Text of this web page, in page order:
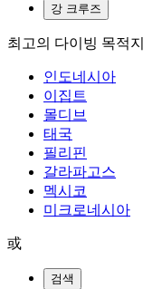
강 크루즈
최고의 다이빙 목적지
인도네시아
이집트
몰디브
태국
필리핀
갈라파고스
멕시코
미크로네시아
或
검색